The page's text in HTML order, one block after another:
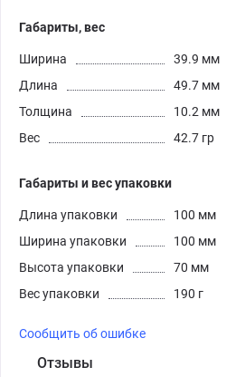
Габариты, вес
Ширина
39.9 мм
Длина
49.7 мм
Толщина
10.2 мм
Вес
42.7 гр
Габариты и вес упаковки
Длина упаковки
100 мм
Ширина упаковки
100 мм
Высота упаковки
70 мм
Вес упаковки
190 г
Сообщить об ошибке
Отзывы